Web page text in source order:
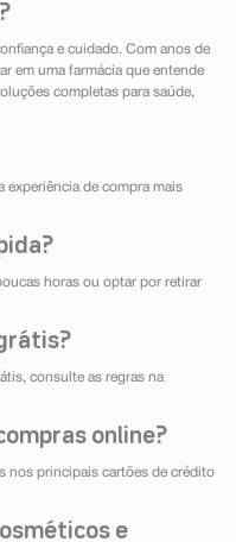
e cuidado. Com anos de
em uma farmácia que entende
completas para saúde,
experiência de compra mais
horas ou optar por retirar
consulte as regras na
online?
nos principais cartões de crédito
e